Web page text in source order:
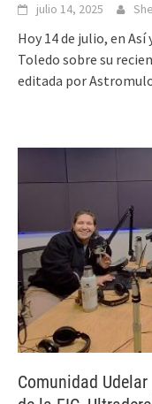
julio 14, 2025
Hoy 14 de julio, en
Toledo sobre su
editada por
Comunidad